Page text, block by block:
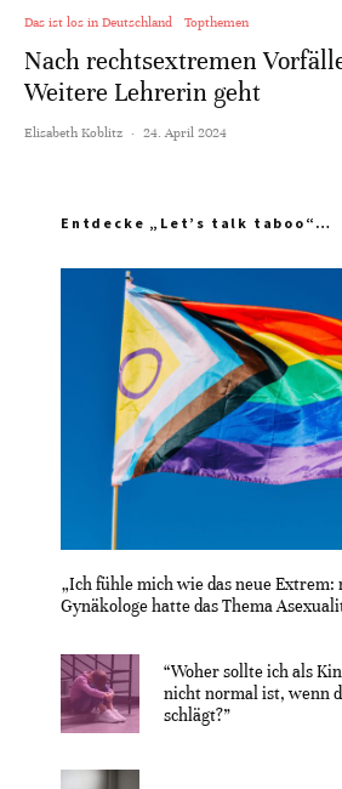
Das ist los in Deutschland Topthemen
Nach rechtsextremen
Weitere Lehrerin geht
Elisabeth Koblitz · 24. April 2024
Entdecke „Let’s talk taboo“…
„Ich fühle mich wie das neue
Gynäkologe hatte das Thema
“Woher sollte ich als
nicht normal ist, wenn
schlägt?”